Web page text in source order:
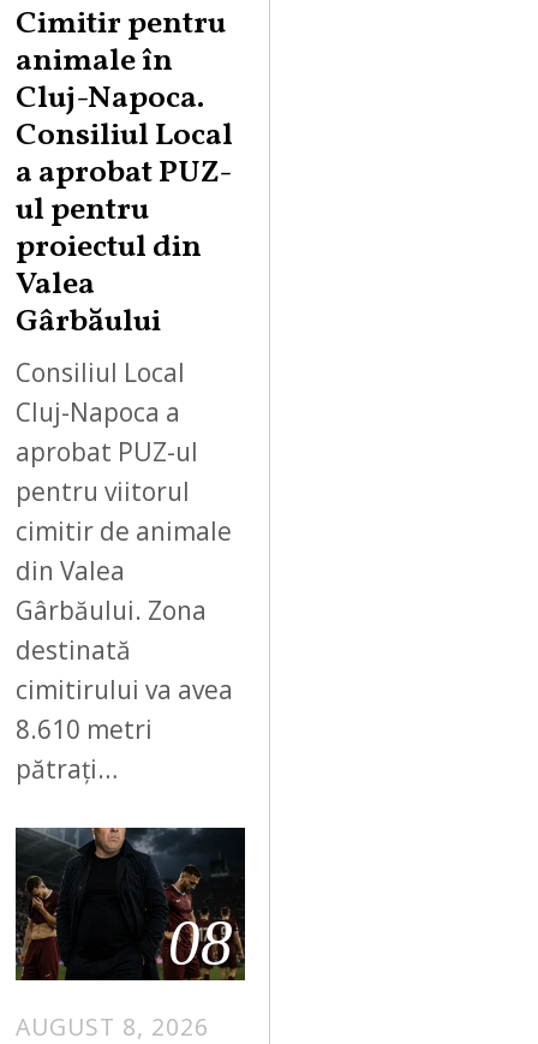
Cimitir pentru
animale în
Cluj-Napoca.
Consiliul Local
a aprobat PUZ-
ul pentru
proiectul din
Valea
Gârbăului
Consiliul Local
Cluj-Napoca a
aprobat PUZ-ul
pentru viitorul
cimitir de animale
din Valea
Gârbăului. Zona
destinată
cimitirului va avea
8.610 metri
pătrați…
08
AUGUST 8, 2026